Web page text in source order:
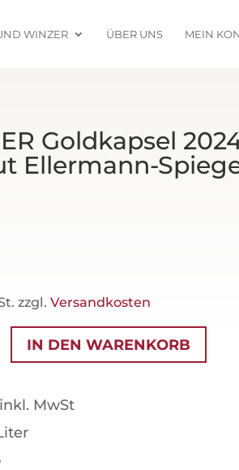
WINZER ÜBER UNS MEIN
Goldkapsel
Ellermann-
zzgl. Versandkosten
IN DEN WARENKORB
MwSt